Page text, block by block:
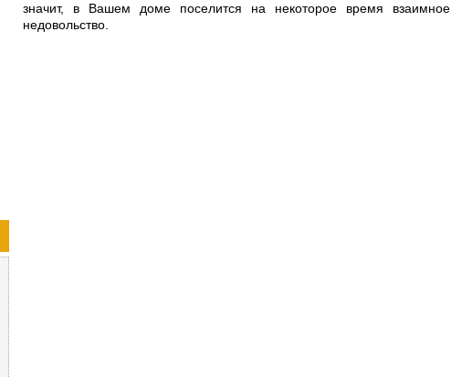
значит, в Вашем доме поселится на некоторое время взаимное
недовольство.